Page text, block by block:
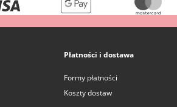
Płatności i dostawa
Formy płatności
Koszty dostaw